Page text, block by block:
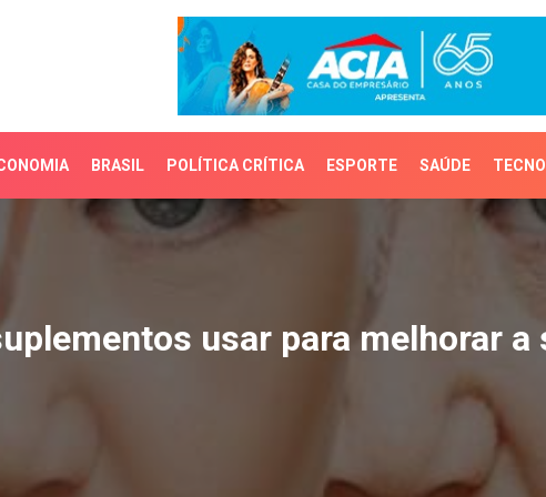
BRASIL POLÍTICA CRÍTICA ESPORTE SAÚDE
usar para
usar para melhorar a